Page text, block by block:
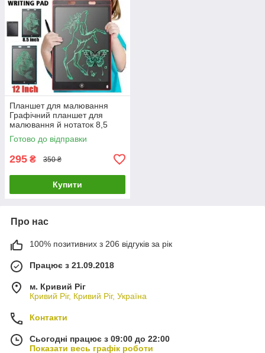
Планшет для малювання
Графічний планшет для
малювання й нотаток 8,5
дюйма
Готово до відправки
295 ₴ 350 ₴
Купити
Про нас
100% позитивних з 206 відгуків за рік
Працює з 21.09.2018
м. Кривий Ріг
Кривий Ріг, Кривий Ріг, Україна
Контакти
Сьогодні працює з 09:00 до 22:00
Показати весь графік роботи